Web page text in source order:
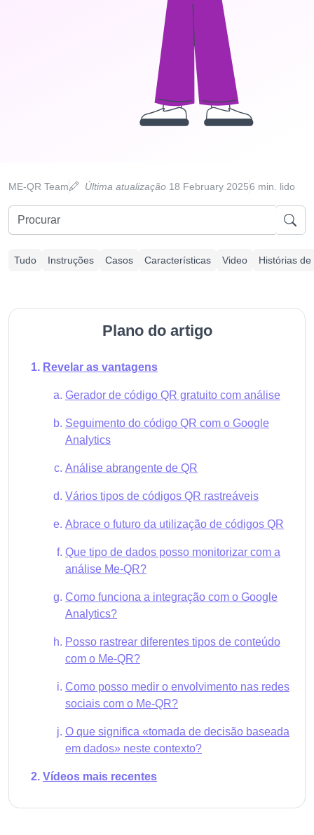
ME-QR Team Última atualização 18 February 20256 min. lido
Tudo Instruções Casos Características Video Histórias de
Plano do artigo
Revelar as vantagens
Gerador de código QR gratuito com análise
Seguimento do código QR com o Google
Analytics
Análise abrangente de QR
Vários tipos de códigos QR rastreáveis
Abrace o futuro da utilização de códigos QR
Que tipo de dados posso monitorizar com a
análise Me-QR?
Como funciona a integração com o Google
Analytics?
Posso rastrear diferentes tipos de conteúdo
com o Me-QR?
Como posso medir o envolvimento nas redes
sociais com o Me-QR?
O que significa «tomada de decisão baseada
em dados» neste contexto?
Vídeos mais recentes